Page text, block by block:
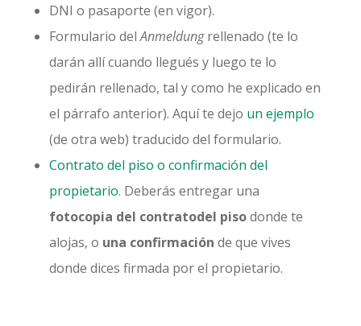
DNI o pasaporte (en vigor).
Formulario delAnmeldungrellenado (te lo
darán allí cuando llegués y luego te lo
pedirán rellenado, tal y como he explicado en
el párrafo anterior). Aquí te dejo un ejemplo
(de otra web) traducido del formulario.
Contrato del piso o confirmación del
propietario. Deberás entregar una
fotocopia del contratodel pisodonde te
alojas, o una confirmación de que vives
donde dices firmada por el propietario.